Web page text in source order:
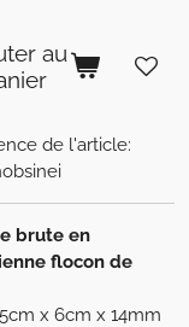
au
de l'article:
brute en
flocon de
x 6cm x 14mm